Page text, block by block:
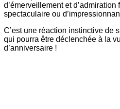
d’émerveillement et
spectaculaire ou
C’est une réaction instinctive de
qui pourra être déclenchée à la
d’anniversaire !